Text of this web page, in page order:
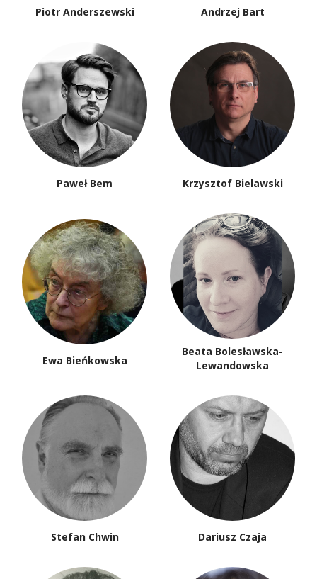
Piotr Anderszewski Andrzej Bart
Paweł Bem Krzysztof Bielawski
Ewa Bieńkowska
Beata Bolesławska-
Lewandowska
Stefan Chwin Dariusz Czaja